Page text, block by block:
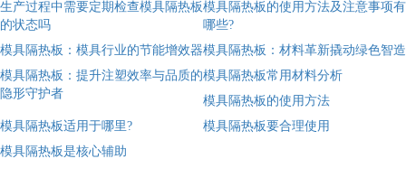
生产过程中需要定期检查模具隔热板
的状态吗
模具隔热板的使用方法及注意事项有
哪些?
模具隔热板：模具行业的节能增效器模具隔热板：材料革新撬动绿色智造
模具隔热板：提升注塑效率与品质的
隐形守护者
模具隔热板常用材料分析
模具隔热板的使用方法
模具隔热板适用于哪里?
模具隔热板要合理使用
模具隔热板是核心辅助